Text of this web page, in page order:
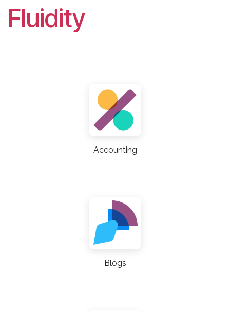
Fluidity
Accounting
Blogs